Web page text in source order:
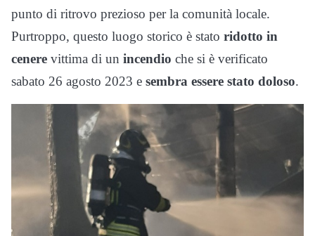
punto di ritrovo prezioso per la comunità locale.
Purtroppo, questo luogo storico è stato ridotto in
cenere vittima di un incendio che si è verificato
sabato 26 agosto 2023 e sembra essere stato doloso.